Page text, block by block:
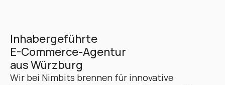
Inhabergeführte
E-Commerce-Agentur
aus Würzburg
Wir bei Nimbits brennen für innovative